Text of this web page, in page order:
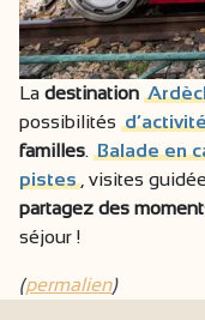
La destination
possibilités
familles. Balade en
pistes , visites
partagez des
séjour !
(permalien)